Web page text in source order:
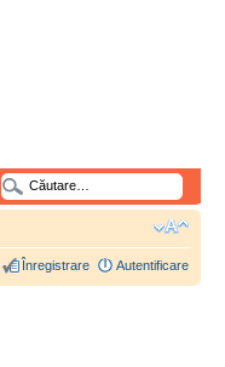
Înregistrare Autentificare